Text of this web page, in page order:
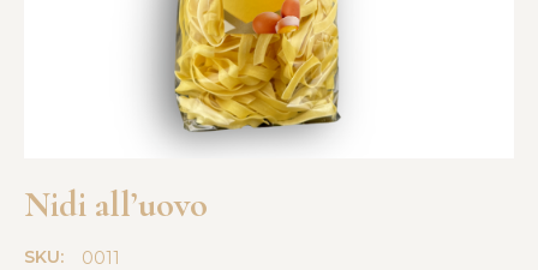
Nidi all’uovo
SKU: 0011